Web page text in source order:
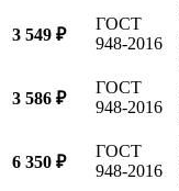
3 549 ₽
ГОСТ
948-2016
3 586 ₽
ГОСТ
948-2016
6 350 ₽
ГОСТ
948-2016